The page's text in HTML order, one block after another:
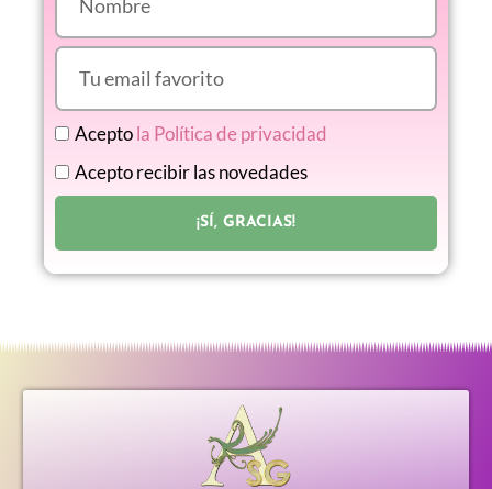
Aceptola Política de privacidad
Acepto recibir las novedades
¡SÍ, GRACIAS!